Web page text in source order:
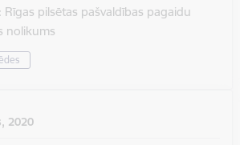
pilsētas pašvaldības pagaidu
nolikums
2020